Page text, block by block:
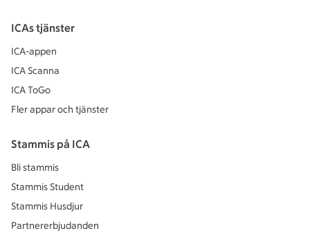
ICAs tjänster
ICA-appen
ICA Scanna
ICA ToGo
Fler appar och tjänster
Stammis på ICA
Bli stammis
Stammis Student
Stammis Husdjur
Partnererbjudanden